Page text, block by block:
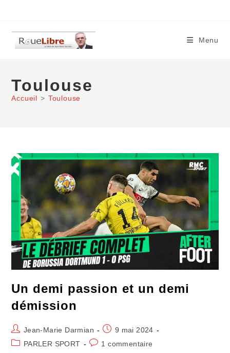
content
Menu
Toulouse
Accueil > Toulouse
Un demi passion et un demi
démission
Auteur/autrice
de
Jean-Marie Darmian
Publication
publiée :
9 mai 2024
PostPARLER SPORT
Commentaires
1 commentaire